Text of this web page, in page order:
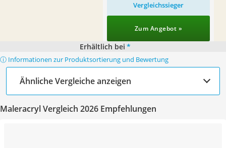
Vergleichssieger
Zum Angebot »
Erhältlich bei *
ⓘ Informationen zur Produktsortierung und Bewertung
Ähnliche Vergleiche anzeigen
Maleracryl Vergleich 2026 Empfehlungen